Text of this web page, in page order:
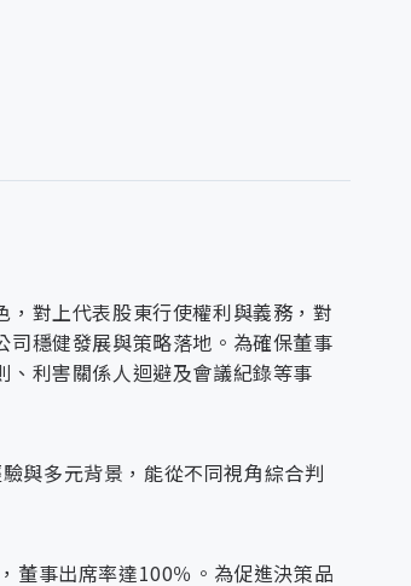
對上代表股東行使權利與義務，對
穩健發展與策略落地。為確保董事
利害關係人迴避及會議紀錄等事
與多元背景，能從不同視角綜合判
董事出席率達100％。為促進決策品